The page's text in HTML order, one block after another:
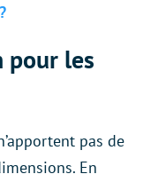
pour les
pas de
En